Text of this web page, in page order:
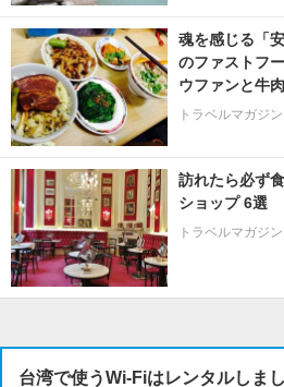
魂を感じる「
のファストフ
ウファンと牛
トラベルマガジン
訪れたら必ず
ショップ 6選
トラベルマガジン
台湾で使うWi-Fiはレンタルしま